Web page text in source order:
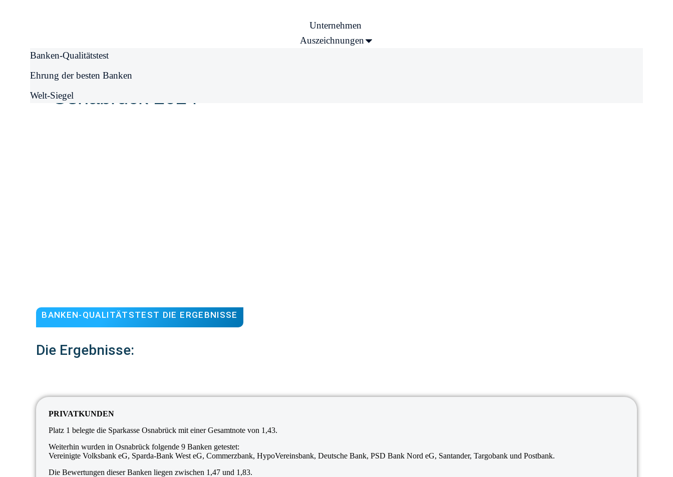
Unternehmen
Auszeichnungen
Banken-Qualitätstest
Ehrung der besten Banken
Welt-SiegelOsnabrück 2024
BANKEN-QUALITÄTSTEST DIE ERGEBNISSE
Die Ergebnisse:
PRIVATKUNDEN
Platz 1 belegte die Sparkasse Osnabrück mit einer Gesamtnote von 1,43.
Weiterhin wurden in Osnabrück folgende 9 Banken getestet:
Vereinigte Volksbank eG, Sparda-Bank West eG, Commerzbank, HypoVereinsbank, Deutsche Bank, PSD Bank Nord eG, Santander, Targobank und Postbank.
Die Bewertungen dieser Banken liegen zwischen 1,47 und 1,83.